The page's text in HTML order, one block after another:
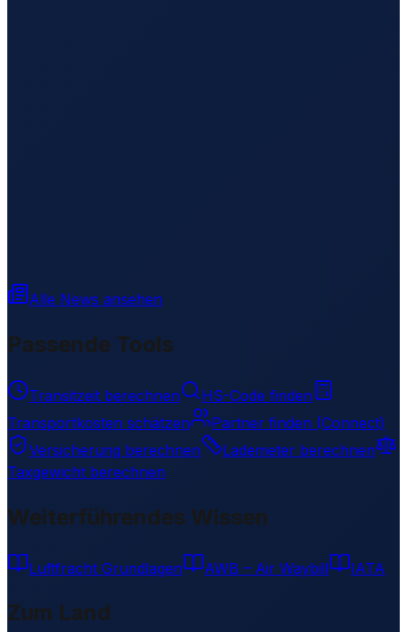
Alle News ansehen
Passende Tools
Transitzeit berechnen
HS-Code finden
Transportkosten schätzen
Partner finden (Connect)
Versicherung berechnen
Lademeter berechnen
Taxgewicht berechnen
Weiterführendes Wissen
Luftfracht Grundlagen AWB – Air Waybill IATA
Zum Land